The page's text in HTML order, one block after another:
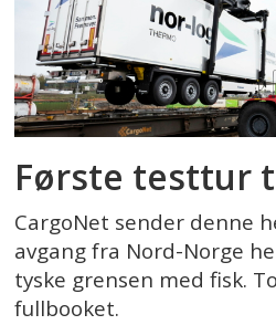
Første testtur
CargoNet sender denne
avgang fra Nord-Norge
tyske grensen med fisk.
fullbooket.